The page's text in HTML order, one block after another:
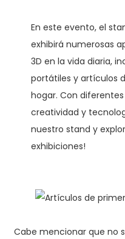
En este evento, el
exhibirá numerosas
3D en la vida diaria,
portátiles y artículos
hogar. Con
creatividad y
nuestro stand y
exhibiciones!
Cabe mencionar que no